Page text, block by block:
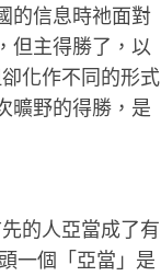
的信息時祂面對
但主得勝了，以
化作不同的形式
曠野的得勝，是
的人亞當成了有
一個「亞當」是